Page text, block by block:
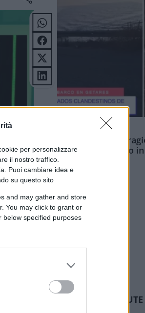
per personalizzare
il nostro traffico.
Puoi cambiare idea e
su questo sito
and may gather and store
You may click to grant or
below specified purposes
Meloni aveva
Ceuta sbarcano